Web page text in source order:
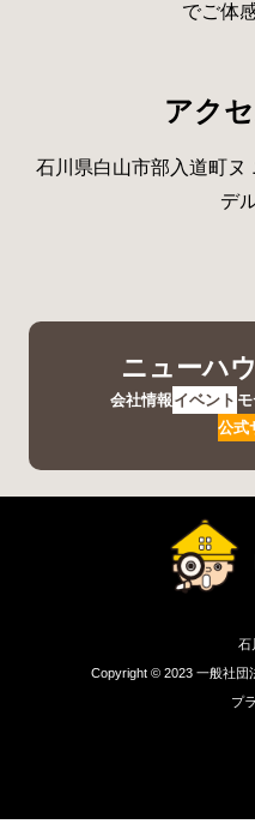
でご体
アク
石川県白山市部入道町ヌ
デ
ニューハ
会社情報 イベント
公式
石
Copyright © 2023 一般社団
プ